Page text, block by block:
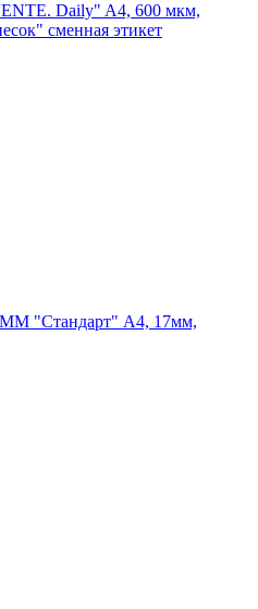
Daily" A4, 600 мкм,
сменная этикет
"Стандарт" А4, 17мм,